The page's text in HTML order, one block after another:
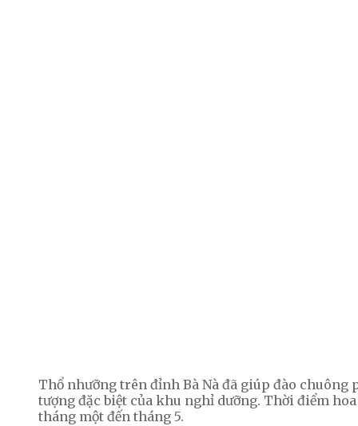
Thổ nhưỡng trên đỉnh Bà Nà đã giúp đào
tượng đặc biệt của khu nghỉ dưỡng. Thời điểm
tháng một đến tháng 5.